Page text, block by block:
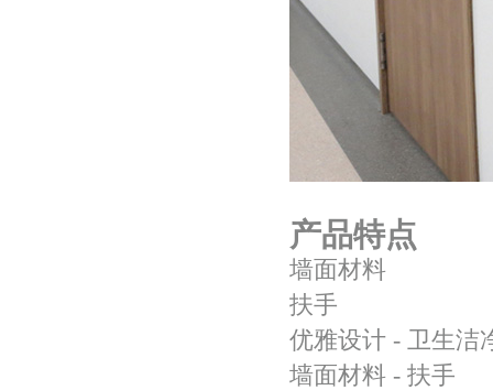
产品特点
墙面材料
扶手
优雅设计 - 卫生洁
墙面材料 - 扶手